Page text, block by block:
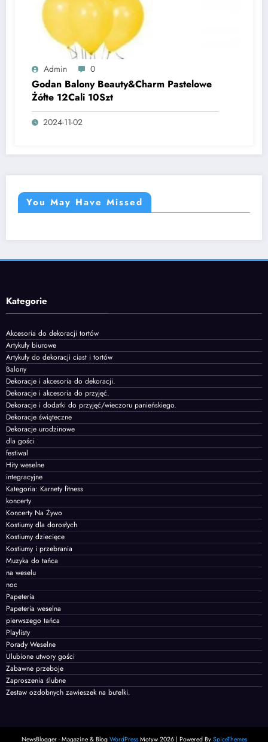
Admin 0
Godan Balony Beauty&Charm Pastelowe
Żółte 12Cali 10Szt
2024-11-02
You May Have Missed
Kategorie
Akcesoria do dekoracji tortów
Artykuły biurowe
Artykuły do dekoracji ciast i tortów
Balony
Dekoracje i akcesoria do dekoracji.
Dekoracje i akcesoria do przyjęć.
Dekoracje i dodatki do przyjęć/wieczoru panieńskiego.
Dekoracje świąteczne
Dekoracje urodzinowe
dla gości
festiwal
Hity weselne
integracyjne
Kategoria: Karnety fitness
koncerty
Koncerty Na Żywo
Kostiumy dla dorosłych
Kostiumy dziecięce
Kostiumy i przebrania
Muzyka do tańca
na weselu
noc
Papeteria
Papeteria weselna
pierwszego tańca
Playlisty
Porady Weselne
Ulubione utwory gości
Zabawne przeboje
Zaproszenia ślubne
Zestaw ozdobnych zawieszek na butelki.
NewsBlogger - Magazine & Blog WordPressMotyw 2026 | Powered By SpiceThemes